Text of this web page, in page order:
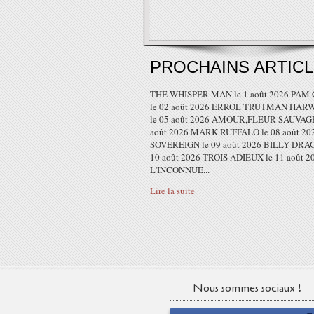
PROCHAINS
THE WHISPER MAN le 1 août 2026 PAM
le 02 août 2026 ERROL TRUTMAN
le 05 août 2026 AMOUR,FLEUR
août 2026 MARK RUFFALO le 08 août
SOVEREIGN le 09 août 2026 BILLY
10 août 2026 TROIS ADIEUX le 11 août
L'INCONNUE...
Lire la suite
Nous sommes sociaux !